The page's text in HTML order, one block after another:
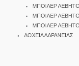
ΜΠΟΙΛΕΡ
ΜΠΟΙΛΕΡ
ΜΠΟΙΛΕΡ
ΔΟΧΕΙΑ ΑΔΡΑΝΕΙΑΣ